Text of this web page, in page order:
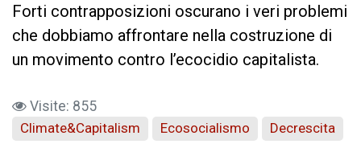
Forti contrapposizioni oscurano i veri problemi
che dobbiamo affrontare nella costruzione di
un movimento contro l’ecocidio capitalista.
Visite: 855
Climate&Capitalism
Ecosocialismo Decrescita